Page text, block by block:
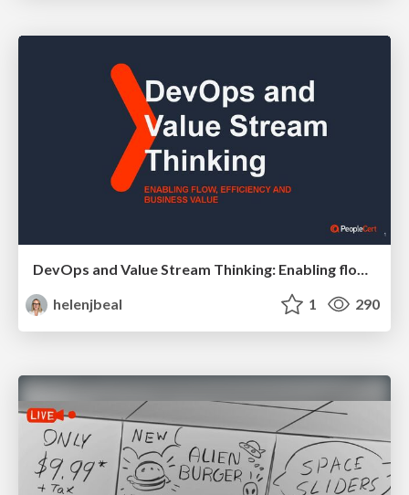
DevOps and Value Stream Thinking: Enabling flow, efficiency and business value
helenjbeal
1 290